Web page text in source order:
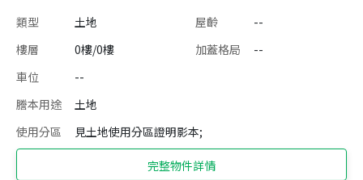
類型 土地 屋齡
--
樓層
0樓/0樓 加蓋格局
--
車位
--
謄本用途
土地
使用分區
見土地使用分區證明影本;
完整物件詳情